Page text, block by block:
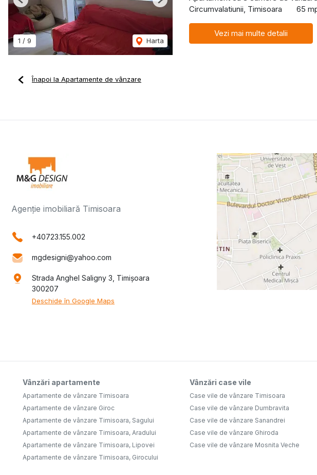
1 / 9 Harta
Previous Next
Circumvalatiunii, Timisoara
65
Vezi mai multe detalii
Înapoi la Apartamente de vânzare
Agenție imobiliară Timisoara
+40723.155.002
mgdesigni@yahoo.com
Strada Anghel Saligny 3, Timișoara
300207
Deschide în Google Maps
Vânzări apartamente
Apartamente de vânzare Timisoara
Apartamente de vânzare Giroc
Apartamente de vânzare Timisoara, Sagului
Apartamente de vânzare Timisoara, Aradului
Apartamente de vânzare Timisoara, Lipovei
Apartamente de vânzare Timisoara, Girocului
Vânzări case vile
Case vile de vânzare Timisoara
Case vile de vânzare Dumbravita
Case vile de vânzare Sanandrei
Case vile de vânzare Ghiroda
Case vile de vânzare Mosnita Veche